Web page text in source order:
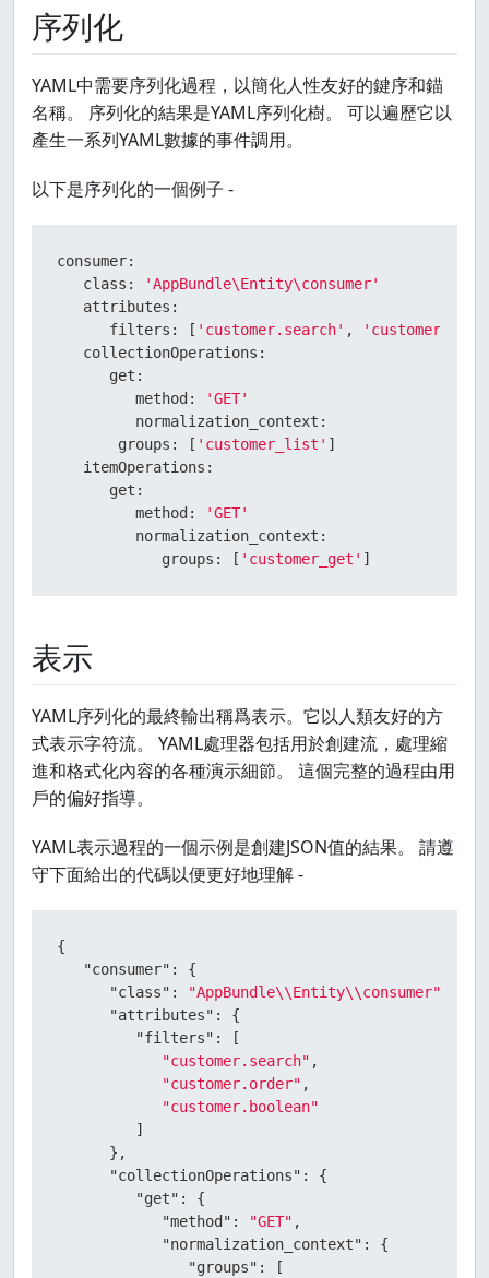
序列化
YAML中需要序列化過程，以簡化人性友好的鍵序和錨
名稱。 序列化的結果是YAML序列化樹。 可以遍歷它以
產生一系列YAML數據的事件調用。
以下是序列化的一個例子 -
consumer:
class:
'AppBundle\Entity\consumer'
attributes:
filters:
[ 'customer.search' ,
collectionOperations:
get:
method:
'GET'
normalization_context:
groups:
[ 'customer_list' ]
itemOperations:
get:
method:
'GET'
normalization_context:
groups:
[ 'customer_get' ]
表示
YAML序列化的最終輸出稱爲表示。它以人類友好的方
式表示字符流。 YAML處理器包括用於創建流，處理縮
進和格式化內容的各種演示細節。 這個完整的過程由用
戶的偏好指導。
YAML表示過程的一個示例是創建JSON值的結果。 請遵
守下面給出的代碼以便更好地理解 -
{
"consumer":
{
"class":
"AppBundle\\Entity\\consumer"
"attributes":
{
"filters":
[
"customer.search" ,
"customer.order" ,
"customer.boolean"
         ]
      },
"collectionOperations":
{
"get":
{
"method":
"GET" ,
"normalization_context":
{
"groups":
[